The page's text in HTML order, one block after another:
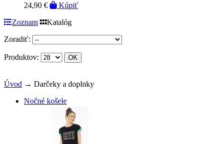
24,90 €
Kúpiť
Zoznam
Katalóg
Zoradiť:
Produktov:
Úvod → Darčeky a doplnky
Nočné košele